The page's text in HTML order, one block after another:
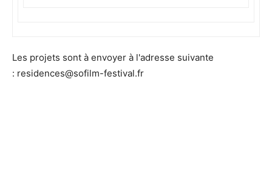
Les projets sont à envoyer à l'adresse suivante
: residences@sofilm-festival.fr